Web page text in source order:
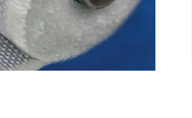
товарыв корзину